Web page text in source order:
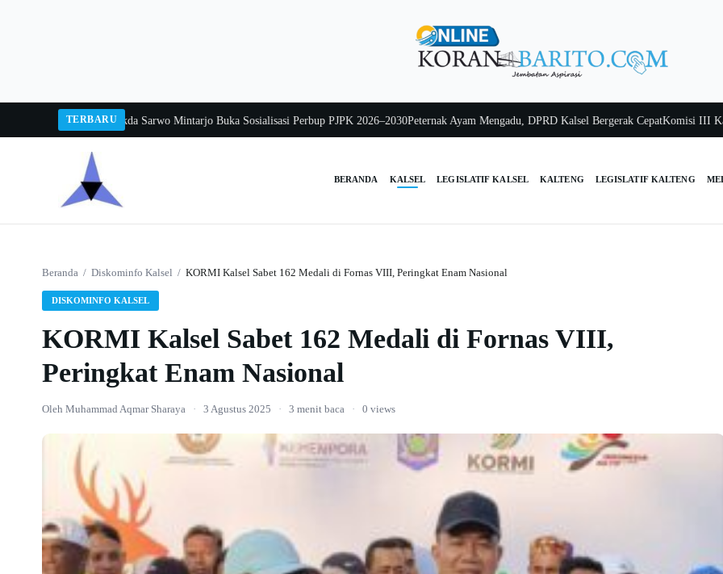
TERBARU
Pj Sekda Sarwo Mintarjo Buka Sosialisasi Perbup PJPK 2026–2030Peternak Ayam Mengadu, DPRD Kalsel Bergerak CepatKomisi III Kalsel
BERANDA KALSEL LEGISLATIF KALSEL KALTENG LEGISLATIF KALTENG
Beranda / Diskominfo Kalsel / KORMI Kalsel Sabet 162 Medali di Fornas VIII, Peringkat Enam Nasional
DISKOMINFO KALSEL
KORMI Kalsel Sabet 162 Medali di Fornas VIII,
Peringkat Enam Nasional
Oleh Muhammad Aqmar Sharaya · 3 Agustus 2025 · 3 menit baca · 0 views